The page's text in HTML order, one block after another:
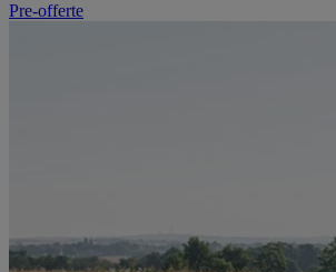
Pre-offerte